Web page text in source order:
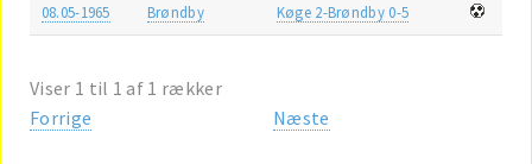
08.05-1965 Brøndby Køge 2-Brøndby 0-5
Viser 1 til 1 af 1 rækker
Forrige
Næste